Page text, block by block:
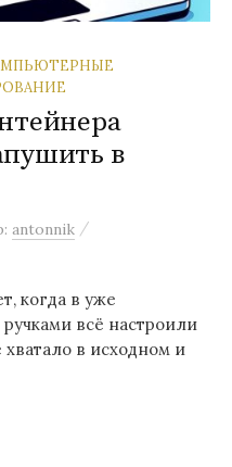
в
antonnik /
когда в уже
всё настроили
хватало в исходном и